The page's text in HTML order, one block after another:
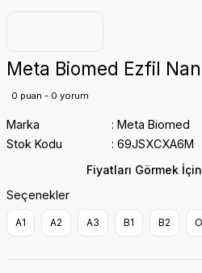
Meta Biomed Ezfil
0 puan - 0 yorum
Marka
Meta Biomed
Stok Kodu
69JSXCXA6M
Fiyatları Görmek İçin
Seçenekler
A1 A2 A3 B1 B2